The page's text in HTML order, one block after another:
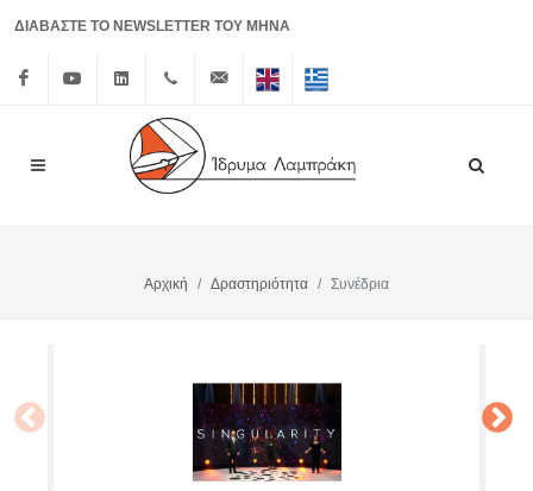
ΔΙΑΒΑΣΤΕ ΤΟ NEWSLETTER ΤΟΥ ΜΗΝΑ
Linkedin+30 210
3626150
info@lrf.gr
Αρχική Δραστηριότητα Συνέδρια